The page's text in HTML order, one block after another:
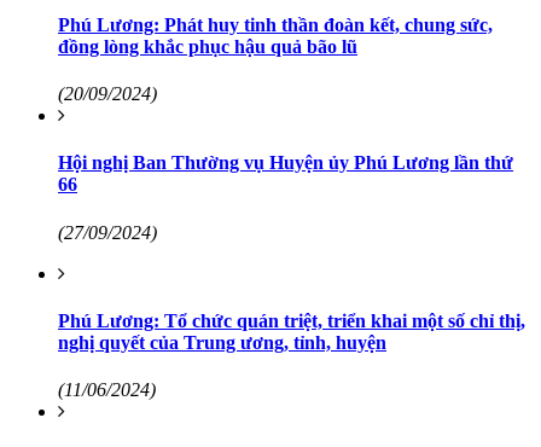
Phú Lương: Phát huy tinh thần đoàn kết, chung sức,
đồng lòng khắc phục hậu quả bão lũ
(20/09/2024)
Hội nghị Ban Thường vụ Huyện ủy Phú Lương lần thứ
66
(27/09/2024)
Phú Lương: Tổ chức quán triệt, triển khai một số chỉ thị,
nghị quyết của Trung ương, tỉnh, huyện
(11/06/2024)